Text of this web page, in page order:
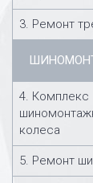
3. Ремонт
4. Комплекс
колеса
5. Ремонт